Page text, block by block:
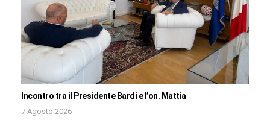
Incontro tra il Presidente Bardi e l’on. Mattia
7 Agosto 2026